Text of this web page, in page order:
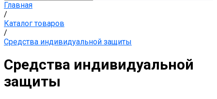
Главная
/
Каталог товаров
/
Средства индивидуальной защиты
Средства индивидуальной
защиты